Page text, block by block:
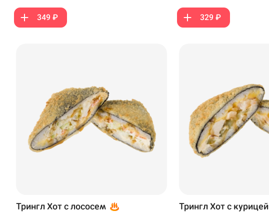
349 ₽ 329 ₽
Трингл Хот с лососем Трингл Хот с курицей